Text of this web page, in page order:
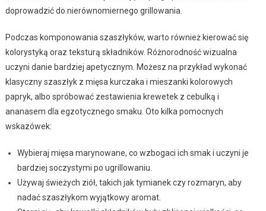
doprowadzić do nierównomiernego grillowania.
Podczas komponowania szaszłyków, warto również kierować się
kolorystyką oraz teksturą składników. Różnorodność wizualna
uczyni danie bardziej apetycznym. Możesz na przykład wykonać
klasyczny szaszłyk z mięsa kurczaka i mieszanki kolorowych
papryk, albo spróbować zestawienia krewetek z cebulką i
ananasem dla egzotycznego smaku. Oto kilka pomocnych
wskazówek:
Wybieraj mięsa marynowane, co wzbogaci ich smak i uczyni je
bardziej soczystymi po ugrillowaniu.
Używaj świeżych ziół, takich jak tymianek czy rozmaryn, aby
nadać szaszłykom wyjątkowy aromat.